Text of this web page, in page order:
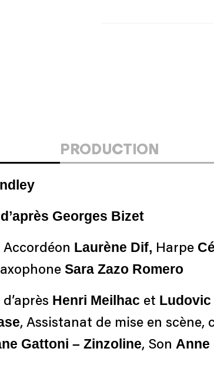
PRODUCTION
Georges Bizet
Laurène Dif, Harpe
Sara Zazo Romero
d’après Henri Meilhac et Ludovic
, Assistanat de mise en scène,
Gattoni – Zinzoline, Son Anne